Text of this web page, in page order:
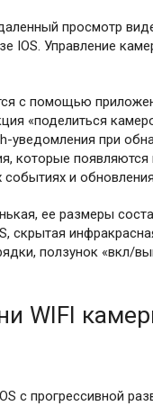
просмотр
IOS. Управление
с помощью
«поделиться
уведомления при
которые
и
ее размеры
скрытая
ползунок «вкл/
WIFI
с прогрессивной